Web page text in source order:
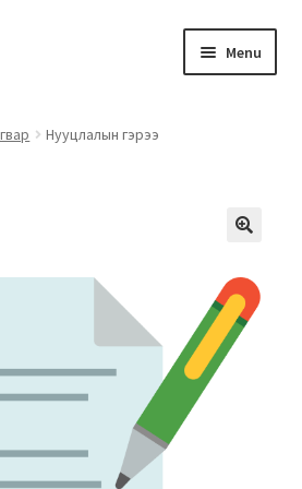
Menu
бичиг баримт
Нууцлалын гэрээ